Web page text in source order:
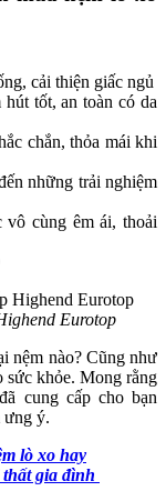
cải thiện giấc ngủ
tốt, an toàn có da
chắn, thỏa mái khi
những trải nghiệm
vô cùng êm ái, thoải
Eurotop
nệm nào? Cũng như
sức khỏe. Mong rằng
cung cấp cho bạn
ưng ý.
lò xo hay
gia đình